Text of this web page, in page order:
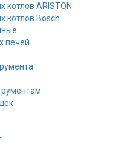
котлов ARISTON
котлов Bosch
печей